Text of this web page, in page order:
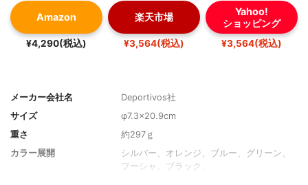
Amazon
¥4,290(税込)
楽天市場
¥3,564(税込)
Yahoo!
ショッピング
¥3,564(税込)
メーカー会社名
Deportivos社
サイズ
φ7.3×20.9cm
重さ
約297ｇ
カラー展開
シルバー、オレンジ、ブルー、グリーン、
フーシャ、ブラック、